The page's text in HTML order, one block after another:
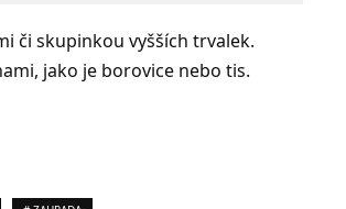
či skupinkou vyšších trvalek.
jako je borovice nebo tis.